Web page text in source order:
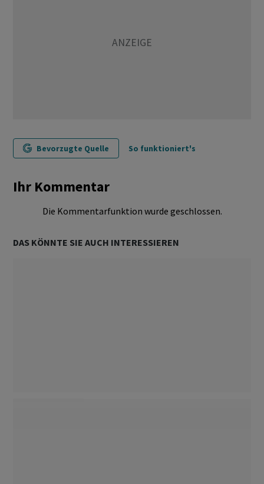
Bevorzugte Quelle So funktioniert's
Ihr Kommentar
Die Kommentarfunktion wurde geschlossen.
DAS KÖNNTE SIE AUCH INTERESSIEREN